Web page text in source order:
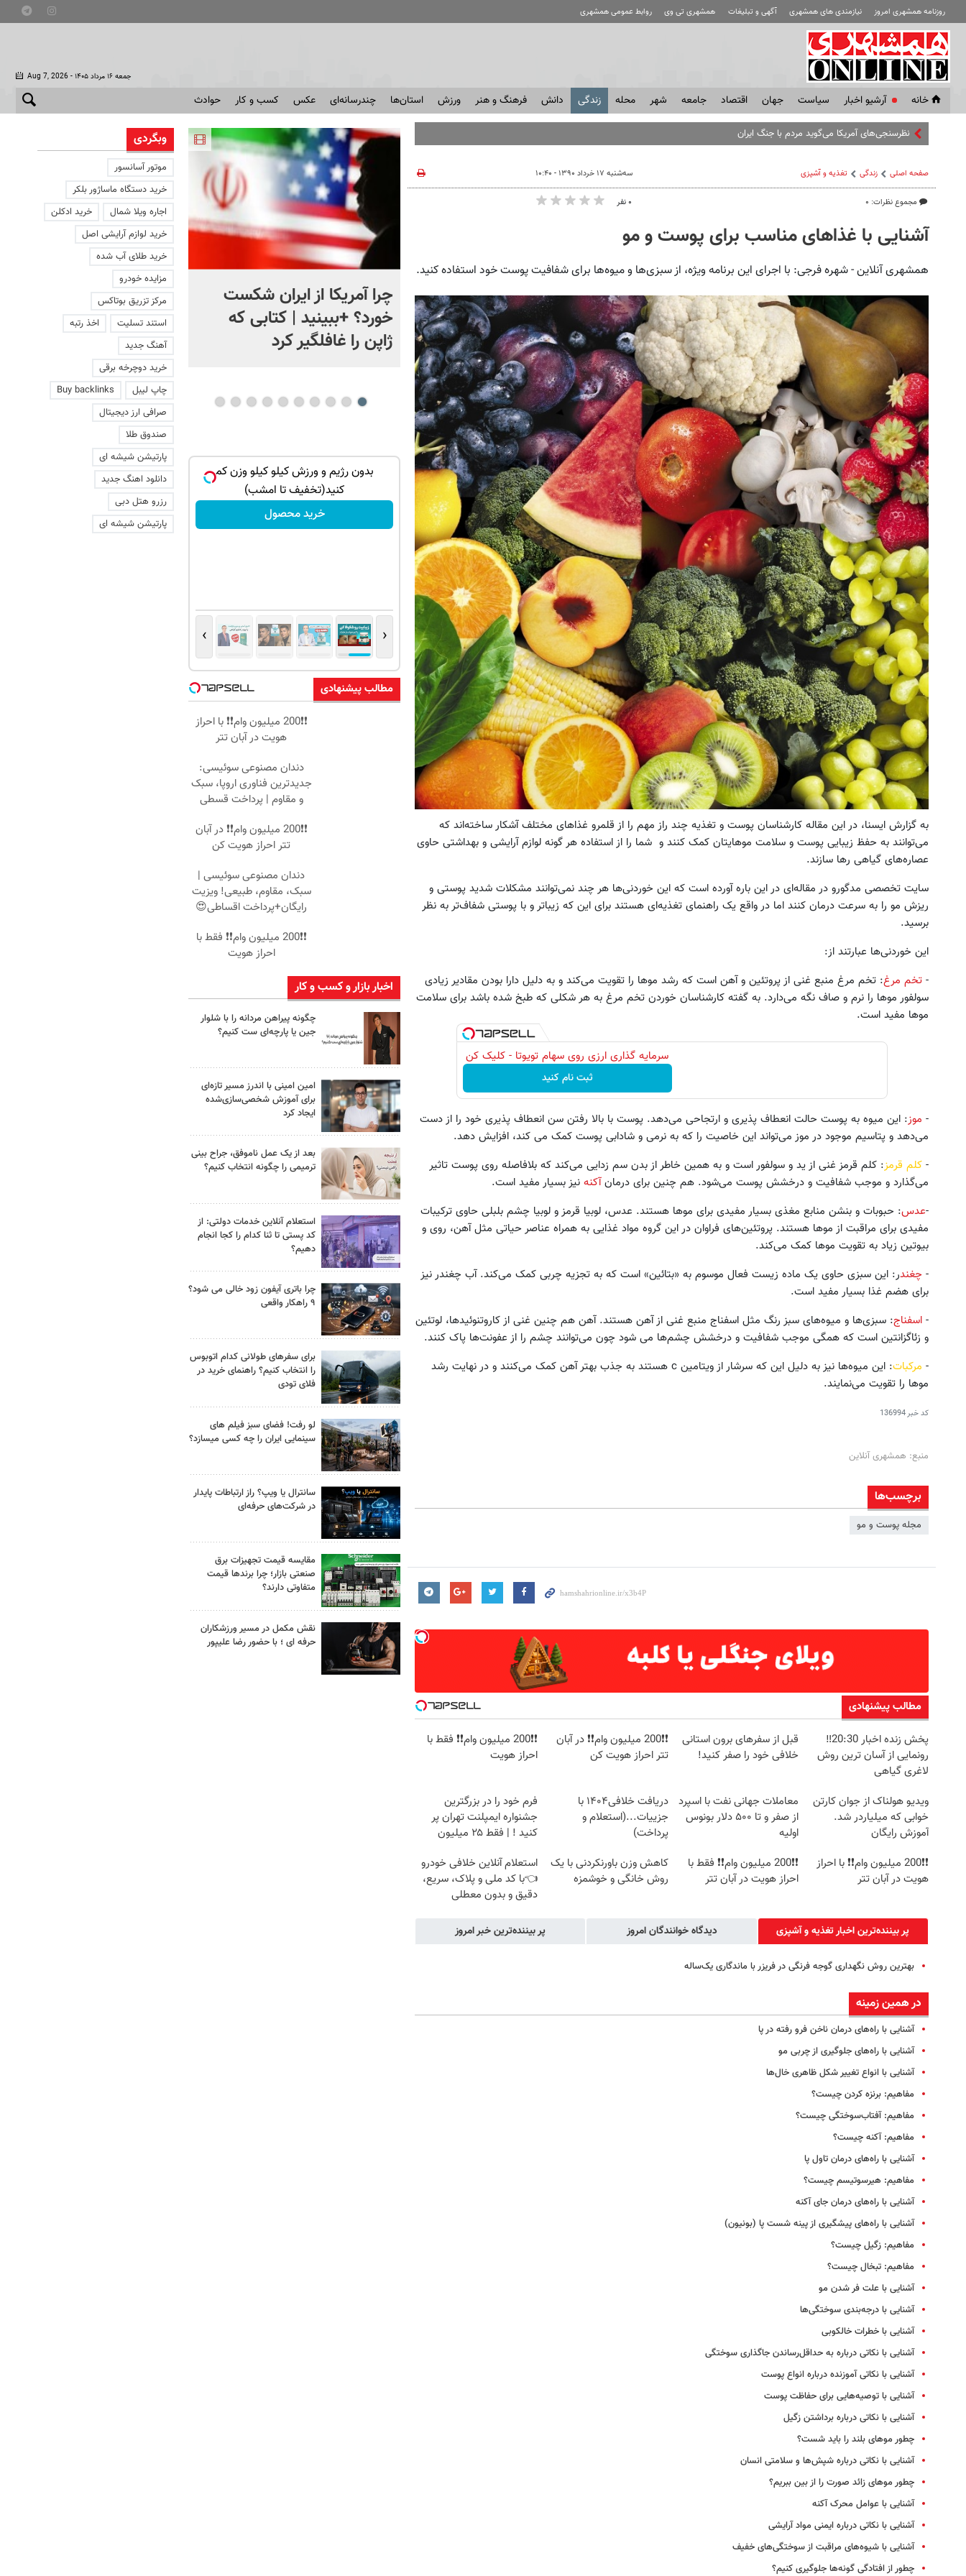
روزنامه همشهری امروز نیازمندی های همشهری آگهی و تبلیغات همشهری تی وی روابط عمومی همشهری
Aug 7, 2026 - جمعه ۱۶ مرداد ۱۴۰۵
خانه آرشیو اخبار سياست جهان اقتصاد جامعه شهر محله زندگی دانش فرهنگ و هنر ورزش استان‌ها چندرسانه‌ای عکس کسب و کار حوادث
نظرسنجی‌های آمریکا می‌گوید مردم با جنگ ایران مخالفند
صفحه اصلی زندگی تغذیه و آشپزی
مجموع نظرات: ۰
سه‌شنبه ۱۷ خرداد ۱۳۹۰ - ۱۰:۴۰
۰ نفر
آشنایی با غذاهای مناسب برای پوست و مو
همشهری آنلاین - شهره فرجی: با اجرای این برنامه ویژه، از سبزی‌ها و میوه‌ها برای شفافیت پوست خود استفاده کنید.
به گزارش ایسنا، در این مقاله کارشناسان پوست و تغذیه چند راز مهم را از قلمرو غذاهای مختلف آشکار ساخته‌اند که
می‌توانند به حفظ زیبایی پوست و سلامت موهایتان کمک کنند و شما را از استفاده هر گونه لوازم آرایشی و بهداشتی حاوی
عصاره‌های گیاهی رها سازند.
سایت تخصصی مدگورو در مقاله‌ای در این باره آورده است که این خوردنی‌ها هر چند نمی‌توانند مشکلات شدید پوستی و
ریزش مو را به سرعت درمان کنند اما در واقع یک راهنمای تغذیه‌ای هستند برای این که زیباتر و با پوستی شفاف‌تر به نظر
برسید.
این خوردنی‌ها عبارتند از:
- تخم مرغ: تخم مرغ منبع غنی از پروتئین و آهن است که رشد موها را تقویت می‌کند و به دلیل دارا بودن مقادیر زیادی
سولفور موها را نرم و صاف نگه می‌دارد. به گفته کارشناسان خوردن تخم مرغ به هر شکلی که طبخ شده باشد برای سلامت
موها مفید است.
سرمایه گذاری ارزی روی سهام تویوتا - کلیک کن
ثبت نام کنید
- موز: این میوه به پوست حالت انعطاف پذیری و ارتجاحی می‌دهد. پوست با بالا رفتن سن انعطاف پذیری خود را از دست
می‌دهد و پتاسیم موجود در موز می‌تواند این خاصیت را که به نرمی و شادابی پوست کمک می کند، افزایش دهد.
- کلم قرمز: کلم قرمز غنی از ید و سولفور است و به همین خاطر از بدن سم زدایی می‌کند که بلافاصله روی پوست تاثیر
می‌گذارد و موجب شفافیت و درخشش پوست می‌شود. هم چنین برای درمانآکنه نیز بسیار مفید است.
-عدس: حبوبات و بنشن منابع مغذی بسیار مفیدی برای موها هستند. عدس، لوبیا قرمز و لوبیا چشم بلبلی حاوی ترکیبات
مفیدی برای مراقبت از موها هستند. پروتئین‌های فراوان در این گروه مواد غذایی به همراه عناصر حیاتی مثل آهن، روی و
بیوتین زیاد به تقویت موها کمک می‌کند.
- چغندر: این سبزی حاوی یک ماده زیست فعال موسوم به «بتائین» است که به تجزیه چربی کمک می‌کند. آب چغندر نیز
برای هضم غذا بسیار مفید است.
- اسفناج: سبزی‌ها و میوه‌های سبز رنگ مثل اسفناج منبع غنی از آهن هستند. آهن هم چنین غنی از کاروتنوئیدها، لوتئین
و زئاگزانتین است که همگی موجب شفافیت و درخشش چشم‌ها می شود چون می‌توانند چشم را از عفونت‌ها پاک کنند.
- مرکبات
: این میوه‌ها نیز به دلیل این که سرشار از ویتامین c هستند به جذب بهتر آهن کمک می‌کنند و در نهایت رشد
موها را تقویت می‌نمایند.
کد خبر136994
منبع: همشهری آنلاین
برچسب‌ها
مجله پوست و مو
مطالب پیشنهادی
پخش زنده اخبار 20:30‼️
رونمایی از آسان ترین روش
لاغری گیاهی
قبل از سفرهای برون استانی
خلافی خود را صفر کنید!
❗❗200 میلیون وام❗❗ در آبان
تتر احراز هویت کن
❗❗200 میلیون وام❗❗ فقط با
احراز هویت
ویدیو هولناک از جوان کارتن
خوابی که میلیاردر شد.
آموزش رایگان
معاملات جهانی نفت با اسپرد
از صفر و تا ۵۰۰ دلار بونوس
اولیه
دریافت خلافی۱۴۰۴ با
جزییات...(استعلام و
پرداخت)
فرم خود را در بزرگترین
جشنواره ایمپلنت تهران پر
کنید ! | فقط ۲۵ میلیون
❗❗200 میلیون وام❗❗ با احراز
هویت در آبان تتر
❗❗200 میلیون وام❗❗ فقط با
احراز هویت در آبان تتر
کاهش وزن باورنکردنی با یک
روش خانگی و خوشمزه
استعلام آنلاین خلافی خودرو
👈با کد ملی و پلاک، سریع،
دقیق و بدون معطلی
پر بیننده‌ترین اخبار تغذیه و آشپزی دیدگاه خوانندگان امروز پر بیننده‌ترین خبر امروز
بهترین روش نگهداری گوجه فرنگی در فریزر با ماندگاری یک‌ساله
در همین زمینه
آشنایی با راه‌های درمان ناخن فرو رفته در پا
آشنایی با راه‌های جلوگیری از چربی مو
آشنایی با انواع تغییر شکل ظاهری خال‌ها
مفاهیم: برنزه کردن چیست؟
مفاهیم: آفتاب‌سوختگی چیست؟
مفاهیم: آکنه چیست؟
آشنایی با راه‌های درمان تاول پا
مفاهیم: هیرسوتیسم چیست؟
آشنایی با راه‌های درمان جای آکنه
آشنایی با راه‌های پیشگیری از پینه شست پا (بونیون)
مفاهیم: زگیل چیست؟
مفاهیم:‌ تبخال چیست؟
آشنایی با علت فر شدن مو
آشنایی با درجه‌بندی سوختگی‌ها
آشنایی با خطرات خالکوبی
آشنایی با نکاتی درباره به حداقل‌رساندن جاگذاری سوختگی
آشنایی با نکاتی آموزنده درباره انواع پوست
آشنایی با توصیه‌هایی برای حفاظت پوست
آشنایی با نکاتی درباره برداشتن زگیل
چطور موهای بلند را باید شست؟
آشنایی با نکاتی درباره شپش‌ها و سلامتی انسان
چطور موهای زائد صورت را از بین ببریم؟
آشنایی با عوامل محرک آکنه
آشنایی با نکاتی درباره ایمنی مواد آرایشی
آشنایی با شیوه‌های مراقبت از سوختگی‌های خفیف
چطور از افتادگی گونه‌ها جلوگیری کنیم؟
ماجرای نقشه های جدید در
ایستگاه های مترو چیست؟
چرا آمریکا از ایران شکست
خورد؟ +ببینید | کتابی که
ژاپن را غافلگیر کرد
استقبال از اردوغان در
عربستان + فیلم
ترین ضدچروک گیاهی با تخفیف ویژه
فقط تا امشب
تخفیف ویژه!
راز طراوت همیشگی پوست، کرم جوانساز
جلبک با 45%تخفیف
تخفیف ویژه!
کرم جوانساز آلمانی انتخاب ستاره ها!خرید با
تخفیف
تخفیف ویژه!
بدون رژیم و ورزش کیلو کیلو وزن کم
کنید(تخفیف تا امشب)
خرید محصول
‹
›
مطالب پیشنهادی
❗❗200 میلیون وام❗❗ با احراز
هویت در آبان تتر
دندان مصنوعی سوئیسی:
جدیدترین فناوری اروپا، سبک
و مقاوم | پرداخت قسطی
❗❗200 میلیون وام❗❗ در آبان
تتر احراز هویت کن
دندان مصنوعی سوئیسی |
سبک، مقاوم، طبیعی! ویزیت
رایگان+پرداخت اقساطی😍
❗❗200 میلیون وام❗❗ فقط با
احراز هویت
اخبار بازار و کسب و کار
چگونه پیراهن مردانه را با شلوار
جین یا پارچه‌ای ست کنیم؟
امین امینی با اندرز مسیر تازه‌ای
برای آموزش شخصی‌سازی‌شده
ایجاد کرد
بعد از یک عمل ناموفق، جراح بینی
ترمیمی را چگونه انتخاب کنیم؟
استعلام آنلاین خدمات دولتی: از
کد پستی تا ثنا کدام را کجا انجام
دهیم؟
چرا باتری آیفون زود خالی می شود؟
۹ راهکار واقعی
برای سفرهای طولانی کدام اتوبوس
را انتخاب کنیم؟ راهنمای خرید در
فلای تودی
لو رفت! فضای سبز فیلم های
سینمایی ایران را چه کسی میسازد؟
سانترال یا ویپ؟ راز ارتباطات پایدار
در شرکت‌های حرفه‌ای
مقایسه قیمت تجهیزات برق
صنعتی بازار؛ چرا برندها قیمت
متفاوتی دارند؟
نقش مکمل در مسیر ورزشکاران
حرفه ای ؛ با حضور رضا علیپور
وبگردی
موتور آسانسور
خرید دستگاه ماساژور بلکر
اجاره ویلا شمال
خرید ادکلن
خرید لوازم آرایشی اصل
خرید طلای آب شده
مزایده خودرو
مرکز تزریق بوتاکس
استند تسلیت
اخذ رتبه
آهنگ جدید
خرید دوچرخه برقی
چاپ لیبل
Buy backlinks
صرافی ارز دیجیتال
صندوق طلا
پارتیشن شیشه ای
دانلود اهنگ جدید
رزرو هتل دبی
پارتیشن شیشه ای